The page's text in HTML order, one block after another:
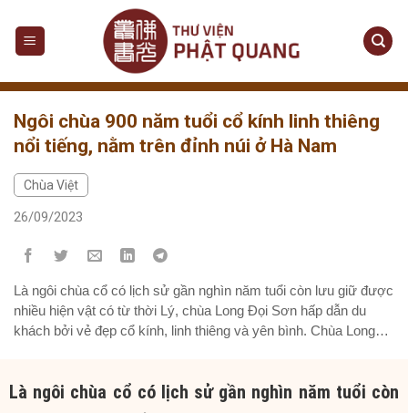
content
Ngôi chùa 900 năm tuổi cổ kính linh thiêng
nổi tiếng, nằm trên đỉnh núi ở Hà Nam
Chùa Việt
26/09/2023
Là ngôi chùa cổ có lịch sử gần nghìn năm tuổi còn lưu giữ được
nhiều hiện vật có từ thời Lý, chùa Long Đọi Sơn hấp dẫn du
khách bởi vẻ đẹp cổ kính, linh thiêng và yên bình. Chùa Long
Là ngôi chùa cổ có lịch sử gần nghìn năm tuổi còn